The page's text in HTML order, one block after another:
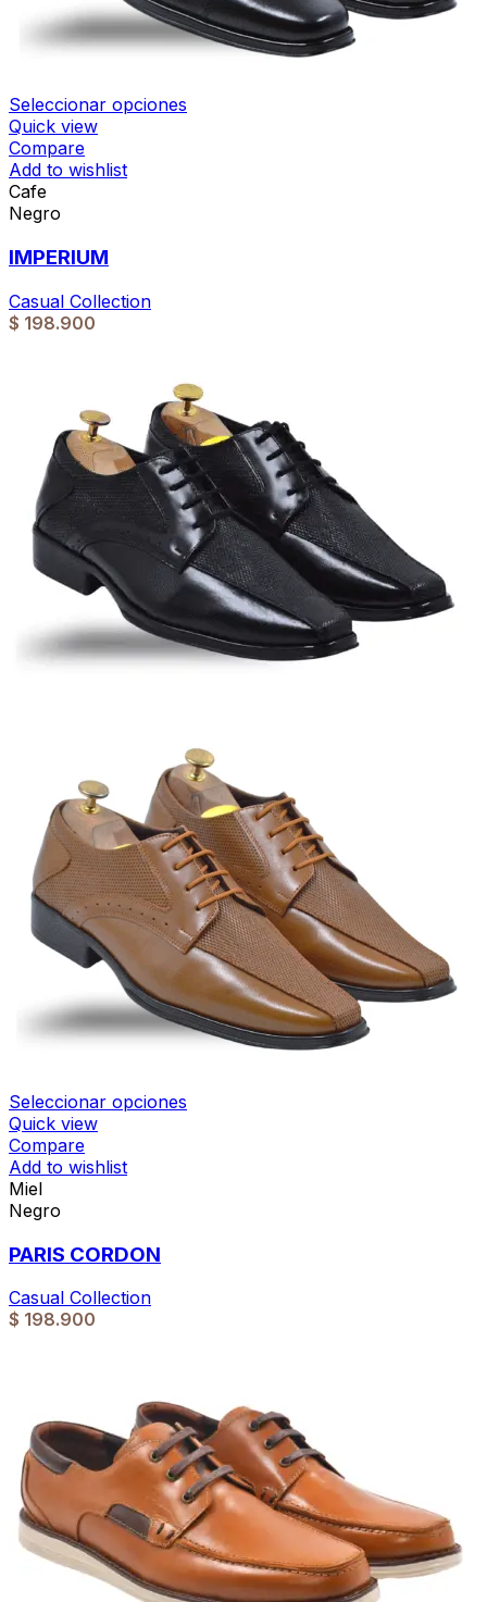
Seleccionar opciones
Quick view
Compare
Add to wishlist
Cafe
Negro
IMPERIUM
Casual Collection
$ 198.900
Seleccionar opciones
Quick view
Compare
Add to wishlist
Miel
Negro
PARIS CORDON
Casual Collection
$ 198.900